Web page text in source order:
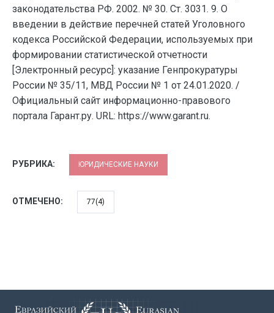
законодательства РФ. 2002. № 30. Ст. 3031. 9. О
введении в действие перечней статей Уголовного
кодекса Российской Федерации, используемых при
формировании статистической отчетности
[Электронный ресурс]: указание Генпрокуратуры
России № 35/11, МВД России № 1 от 24.01.2020. /
Официальный сайт информационно-правового
портала Гарант.ру. URL: https://www.garant.ru.
РУБРИКА: ЮРИДИЧЕСКИЕ НАУКИ
ОТМЕЧЕНО: 77(4)